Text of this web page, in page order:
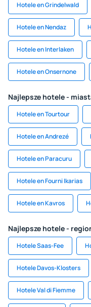
Hotele en Grindelwald
Hotele en Nendaz
Hotele en Interlaken
Hotele en Onsernone
Najlepsze hotele -
Hotele en Tourtour
Hotele en Andrezé
Hotele en Paracuru
Hotele en Fourni Ikarias
Hotele en Kavros
Najlepsze hotele -
Hotele Saas-Fee
Hotele Davos-Klosters
Hotele Val di Fiemme